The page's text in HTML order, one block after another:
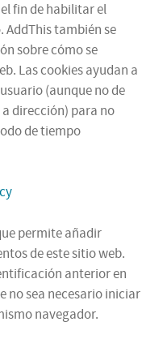
fin de habilitar el
también se
sobre cómo se
Las cookies ayudan a
(aunque no de
dirección) para no
de tiempo
permite añadir
de este sitio web.
anterior en
no sea necesario iniciar
navegador.